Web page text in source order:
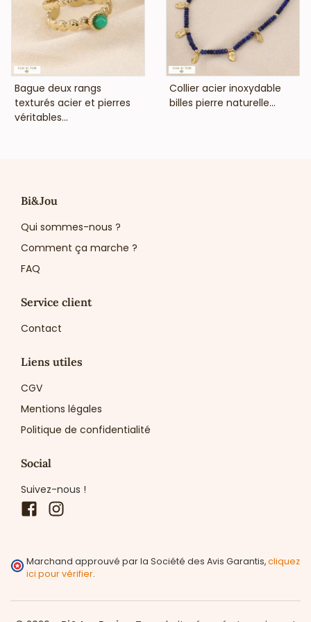
Cette bague en acier doré avec cabochon en pierre ou
nacre naturelle est une pièce incontournable qui séduira
une clientèle en quête de bijoux modernes et raffinés.
Ajoutez cette création unique à votre collection pour
enrichir votre offre avec une touche d’élégance
intemporelle.VOIR LE PRIX
Bague deux rangs
texturés acier et pierres
véritables...
VOIR LE PRIX
Collier acier inoxydable
billes pierre naturelle...
Bi&Jou
Qui sommes-nous ?
Comment ça marche ?
FAQ
Service client
Contact
Liens utiles
CGV
Mentions légales
Politique de confidentialité
Social
Suivez-nous !
Facebook
Marchand approuvé par la Société des Avis Garantis,cliquez
ici pour vérifier.